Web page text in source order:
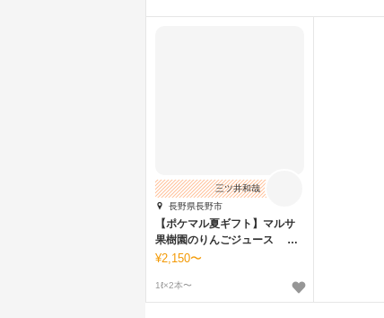
【ポケマル夏ギフト】マルサ
果樹園のりんごジュース り
んご果汁100%使用
2,150〜
1ℓ×2本〜
三ツ井和哉
長野県長野市